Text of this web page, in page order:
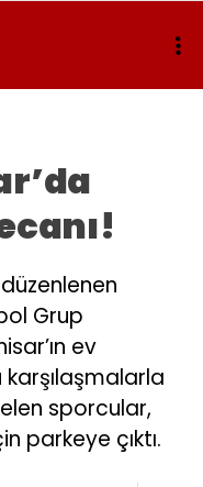
Grup
ev
sporcular,
parkeye çıktı.